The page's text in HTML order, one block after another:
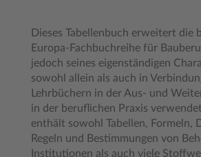
Dieses Tabellenbuch erweitert die
Europa-Fachbuchreihe für
jedoch seines eigenständigen
sowohl allein als auch in
Lehrbüchern in der Aus- und
in der beruflichen Praxis
enthält sowohl Tabellen, Formeln,
Regeln und Bestimmungen von
Institutionen als auch viele